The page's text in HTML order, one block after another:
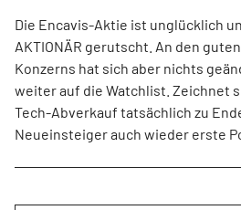
Die Encavis-Aktie ist unglücklich
AKTIONÄR gerutscht. An den
Konzerns hat sich aber nichts
weiter auf die Watchlist. Zeichnet
Tech-Abverkauf tatsächlich zu
Neueinsteiger auch wieder erste